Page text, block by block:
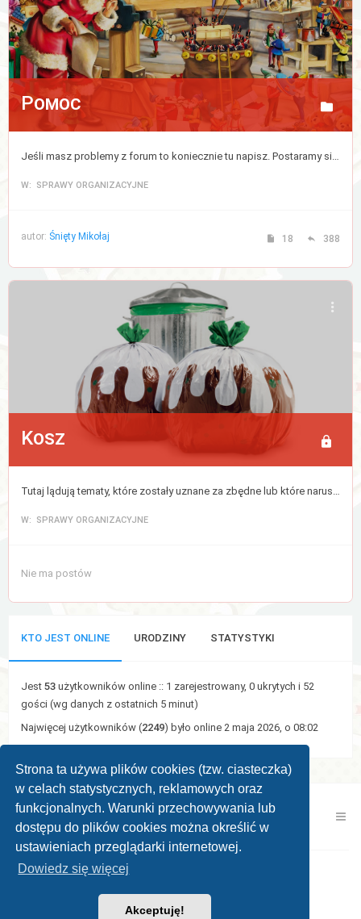
Strona ta używa plików cookies (tzw. ciasteczka)
w celach statystycznych, reklamowych oraz
funkcjonalnych. Warunki przechowywania lub
dostępu do plików cookies można określić w
ustawieniach przeglądarki internetowej.
Dowiedz się więcej
Akceptuję!
Pomoc
Jeśli masz problemy z forum to koniecznie tu napisz. Postaramy się jak najszybciej ten kłopot zlikwidować.
W: SPRAWY ORGANIZACYJNE
autor: Śnięty Mikołaj 18 388
Kosz
Tutaj lądują tematy, które zostały uznane za zbędne lub które naruszyły regulamin forum. Cokolwiek tutaj trafi zostanie usunięte po 30 dniach.
W: SPRAWY ORGANIZACYJNE
Nie ma postów
KTO JEST ONLINE URODZINY STATYSTYKI
Jest 53 użytkowników online :: 1 zarejestrowany, 0 ukrytych i 52
gości (wg danych z ostatnich 5 minut)
Najwięcej użytkowników (2249) było online 2 maja 2026, o 08:02
Kontakt z nami Zespół administracyjny